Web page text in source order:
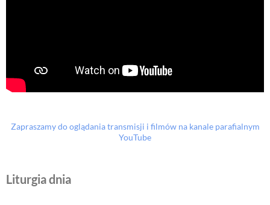
Zapraszamy do oglądania transmisji i filmów na kanale parafialnym
YouTube
Liturgia dnia